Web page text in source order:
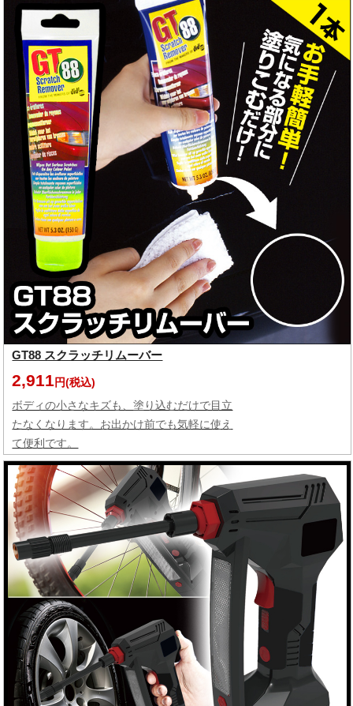
GT88 スクラッチリムーバー
2,911円(税込)
ボディの小さなキズも、塗り込むだけで目立
たなくなります。お出かけ前でも気軽に使え
て便利です。